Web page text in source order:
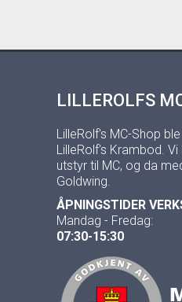
LILLEROLFS
LilleRolf's MC-Shop
LilleRolf's Krambod.
utstyr til MC, og da
Goldwing.
ÅPNINGSTIDER
Mandag - Fredag:
07:30-15:30